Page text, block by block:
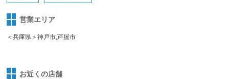
営業エリア
＜兵庫県＞神戸市,芦屋市
お近くの店舗